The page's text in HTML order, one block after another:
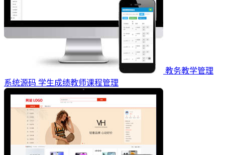
教务教学管理
系统源码 学生成绩教师课程管理